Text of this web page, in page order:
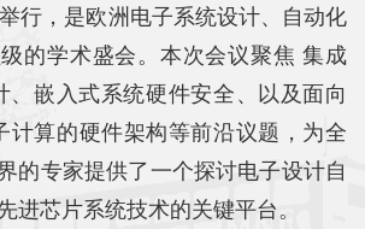
行，是欧洲电子系统设计、自动化
的学术盛会。本次会议聚焦 集成
、嵌入式系统硬件安全、以及面向
计算的硬件架构等前沿议题，为全
的专家提供了一个探讨电子设计自
进芯片系统技术的关键平台。